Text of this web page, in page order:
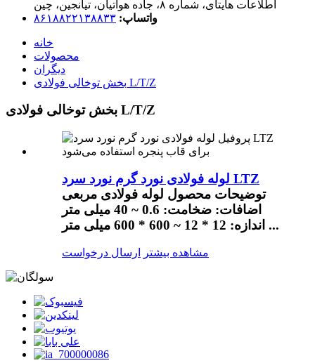
اطلاعات هایتای، شماره ۸، جاده هواتیان، تیانجین، چین
واتساپ: ۸۶۱۸۸۲۲۱۳۸۸۳۳
خانه
محصولات
دیگران
بخش توخالی فولادی L/T/Z
بخش توخالی فولادی L/T/Z
لوله فولادی نورد گرم نورد سرد LTZ
توضیحات محصول لوله فولادی مربعی
اضافات: ضخامت: 0.6 ~ 40 میلی متر
اندازه: 12 * 12 ~ 600 * 600 میلی متر ...
مشاهده بیشتر ارسال درخواست